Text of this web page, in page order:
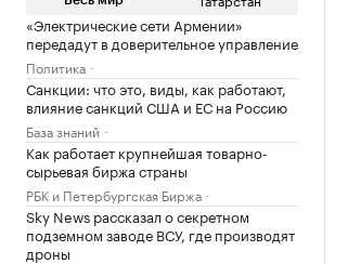
«Электрические сети Армении»
передадут в доверительное управление
Политика
Санкции: что это, виды, как работают,
влияние санкций США и ЕС на Россию
База знаний
Как работает крупнейшая товарно-
сырьевая биржа страны
РБК и Петербургская Биржа
Sky News рассказал о секретном
подземном заводе ВСУ, где производят
дроны